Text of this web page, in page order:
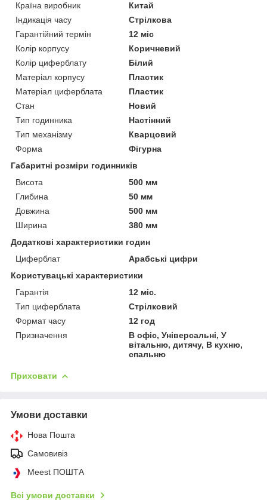
Країна виробник
Китай
Індикація часу
Стрілкова
Гарантійний термін
12 міс
Колір корпусу
Коричневий
Колір циферблату
Білий
Матеріал корпусу
Пластик
Матеріал циферблата
Пластик
Стан
Новий
Тип годинника
Настінний
Тип механізму
Кварцовий
Форма
Фігурна
Габаритні розміри годинників
Висота
500 мм
Глибина
50 мм
Довжина
500 мм
Ширина
380 мм
Додаткові характеристики годин
Циферблат
Арабські цифри
Користувацькі характеристики
Гарантія
12 міс.
Тип циферблата
Стрілковий
Формат часу
12 год
Призначення
В офіс, Універсальні, У
вітальню, дитячу, В кухню,
спальню
Приховати
Умови доставки
Нова Пошта
Самовивіз
Meest ПОШТА
Всі умови доставки